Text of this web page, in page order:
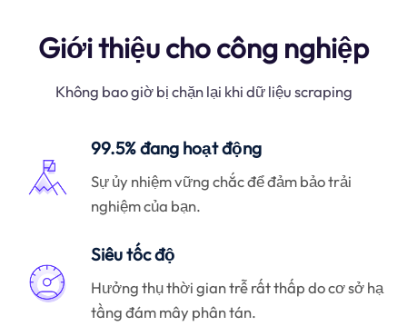
Giới thiệu cho công nghiệp
Không bao giờ bị chặn lại khi dữ liệu scraping
99.5% đang hoạt động
Sự ủy nhiệm vững chắc để đảm bảo trải
nghiệm của bạn.
Siêu tốc độ
Hưởng thụ thời gian trễ rất thấp do cơ sở hạ
tầng đám mây phân tán.